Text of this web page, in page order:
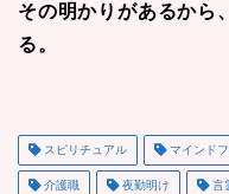
その明かりがあるから
る。
スピリチュアル マインドフ
介護職 夜勤明け 言